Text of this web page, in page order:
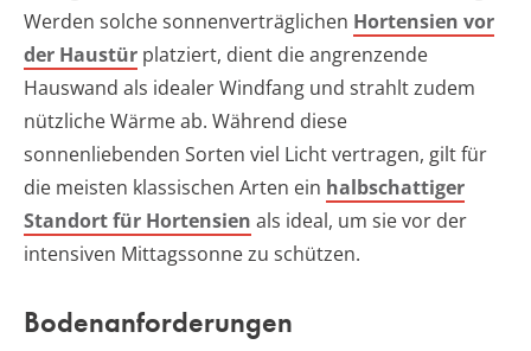
Werden solche sonnenverträglichen Hortensien vor
der Haustür platziert, dient die angrenzende
Hauswand als idealer Windfang und strahlt zudem
nützliche Wärme ab. Während diese
sonnenliebenden Sorten viel Licht vertragen, gilt für
die meisten klassischen Arten ein halbschattiger
Standort für Hortensien als ideal, um sie vor der
intensiven Mittagssonne zu schützen.
Bodenanforderungen